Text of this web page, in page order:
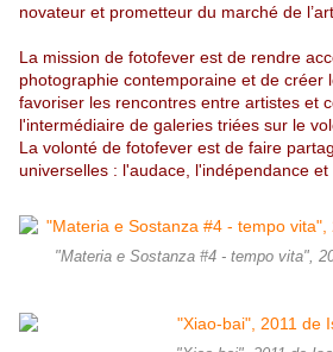
novateur et prometteur du marché de
La mission de fotofever est de rendre
photographie contemporaine et de créer
favoriser les rencontres entre artistes et
l'intermédiaire de galeries triées sur le
La volonté de fotofever est de faire
universelles : l'audace, l'indépendance et
"Materia e Sostanza #4 - tempo vita",